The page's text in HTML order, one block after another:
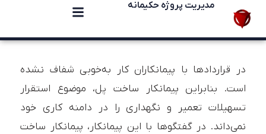
مدیریت پروژه حکیمانه
در قراردادها با پیمانکاران کار به‌خوبی شفاف نشده
است. بنابراین پیمانکار ساخت پل، موضوع استقرار
تسهیلات تعمیر و نگهداری را در دامنه کاری خود
نمی‌داند. در گفتگوها با این پیمانکار، پیمانکار ساخت